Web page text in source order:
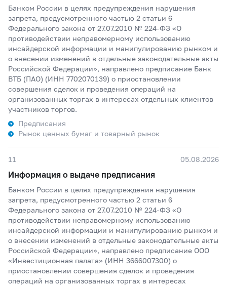
Банком России в целях предупреждения нарушения
запрета, предусмотренного частью 2 статьи 6
Федерального закона от 27.07.2010 № 224-ФЗ «О
противодействии неправомерному использованию
инсайдерской информации и манипулированию рынком и
о внесении изменений в отдельные законодательные акты
Российской Федерации», направлено предписание Банк
ВТБ (ПАО) (ИНН 7702070139) о приостановлении
совершения сделок и проведения операций на
организованных торгах в интересах отдельных клиентов
участников торгов.
Предписания
Рынок ценных бумаг и товарный рынок
11 05.08.2026
Информация о выдаче предписания
Банком России в целях предупреждения нарушения
запрета, предусмотренного частью 2 статьи 6
Федерального закона от 27.07.2010 № 224-ФЗ «О
противодействии неправомерному использованию
инсайдерской информации и манипулированию рынком и
о внесении изменений в отдельные законодательные акты
Российской Федерации», направлено предписание ООО
«Инвестиционная палата» (ИНН 3666007300) о
приостановлении совершения сделок и проведения
операций на организованных торгах в интересах